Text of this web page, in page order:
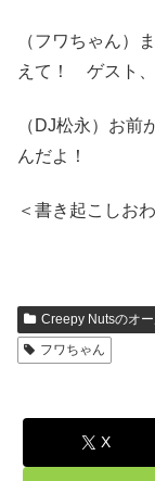
（フワちゃん）
えて！ ゲスト、
（DJ松永）お
んだよ！
＜書き起こしお
Creepy Nutsのオ
フワちゃん
X